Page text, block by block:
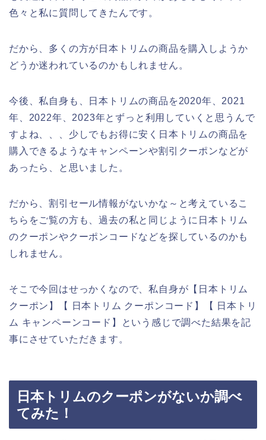
色々と私に質問してきたんです。
だから、多くの方が日本トリムの商品を購入しようか
どうか迷われているのかもしれません。
今後、私自身も、日本トリムの商品を2020年、2021
年、2022年、2023年とずっと利用していくと思うんで
すよね、、、少しでもお得に安く日本トリムの商品を
購入できるようなキャンペーンや割引クーポンなどが
あったら、と思いました。
だから、割引セール情報がないかな～と考えているこ
ちらをご覧の方も、過去の私と同じように日本トリム
のクーポンやクーポンコードなどを探しているのかも
しれません。
そこで今回はせっかくなので、私自身が【日本トリム
クーポン】【 日本トリム クーポンコード】【 日本トリ
ム キャンペーンコード】という感じで調べた結果を記
事にさせていただきます。
日本トリムのクーポンがないか調べ
てみた！